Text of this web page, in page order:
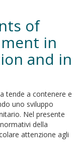
of
in
and in
tende a contenere e
uno sviluppo
Nel presente
della
attenzione agli